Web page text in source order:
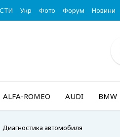
Укр Фото Форум Новини
ALFA-ROMEO AUDI BMW
Диагностика автомобиля